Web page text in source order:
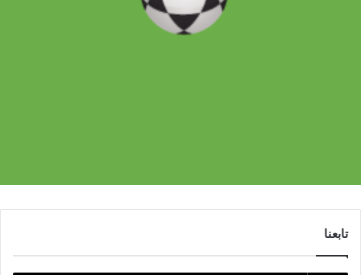
تابعنا